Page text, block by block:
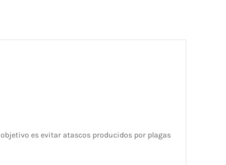
es evitar atascos producidos por plagas